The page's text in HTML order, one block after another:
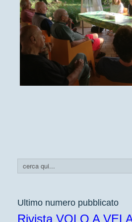
Cerca...
Ultimo numero pubblicato
Rivista VOLO A